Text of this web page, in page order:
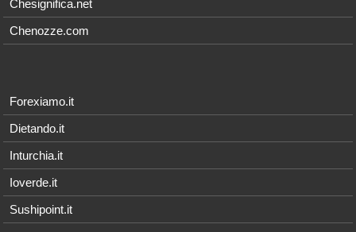
Chesignifica.net
Chenozze.com
Forexiamo.it
Dietando.it
Inturchia.it
Ioverde.it
Sushipoint.it